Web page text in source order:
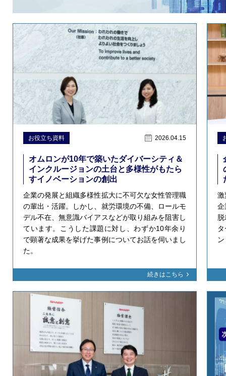
お役立ち資料 2026.04.15
オムロンが10年で築いたダイバーシティ＆
インクルージョンの土台と多様性がもたら
すイノベーションの創出
企業の発展と組織多様性拡大に不可欠な女性管理職
の輩出・活躍。しかし、就労環境の不備、ロールモ
デル不在、無意識バイアスなどが取り組みを阻害し
ています。こうした課題に対し、わずか10年余り
で顕著な成果を挙げた事例についてお話を伺いまし
た。
続きはこちら
激
企